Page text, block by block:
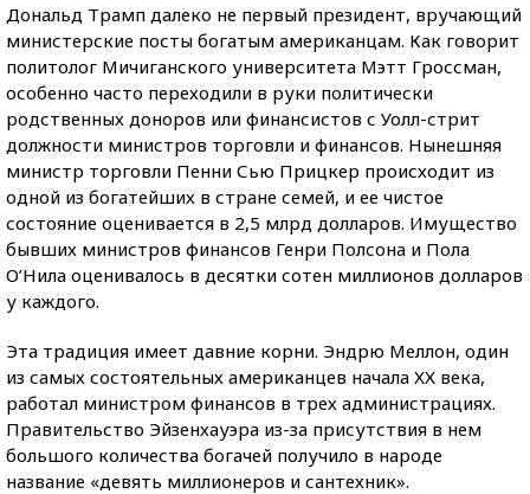
Дональд Трамп далеко не первый президент, вручающий
министерские посты богатым американцам. Как говорит
политолог Мичиганского университета Мэтт Гроссман,
особенно часто переходили в руки политически
родственных доноров или финансистов с Уолл-стрит
должности министров торговли и финансов. Нынешняя
министр торговли Пенни Сью Прицкер происходит из
одной из богатейших в стране семей, и ее чистое
состояние оценивается в 2,5 млрд долларов. Имущество
бывших министров финансов Генри Полсона и Пола
О’Нила оценивалось в десятки сотен миллионов долларов
у каждого.
Эта традиция имеет давние корни. Эндрю Меллон, один
из самых состоятельных американцев начала ХХ века,
работал министром финансов в трех администрациях.
Правительство Эйзенхауэра из-за присутствия в нем
большого количества богачей получило в народе
название «девять миллионеров и сантехник».